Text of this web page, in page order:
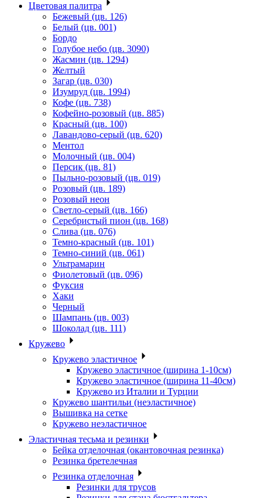
Цветовая палитра
Бежевый (цв. 126)
Белый (цв. 001)
Бордо
Голубое небо (цв. 3090)
Жасмин (цв. 1294)
Желтый
Загар (цв. 030)
Изумруд (цв. 1994)
Кофе (цв. 738)
Кофейно-розовый (цв. 885)
Красный (цв. 100)
Лавандово-серый (цв. 620)
Ментол
Молочный (цв. 004)
Персик (цв. 81)
Пыльно-розовый (цв. 019)
Розовый (цв. 189)
Розовый неон
Светло-серый (цв. 166)
Серебристый пион (цв. 168)
Слива (цв. 076)
Темно-красный (цв. 101)
Темно-синий (цв. 061)
Ультрамарин
Фиолетовый (цв. 096)
Фуксия
Хаки
Черный
Шампань (цв. 003)
Шоколад (цв. 111)
Кружево
Кружево эластичное
Кружево эластичное (ширина 1-10см)
Кружево эластичное (ширина 11-40см)
Кружево из Италии и Турции
Кружево шантильи (неэластичное)
Вышивка на сетке
Кружево неэластичное
Эластичная тесьма и резинки
Бейка отделочная (окантовочная резинка)
Резинка бретелечная
Резинка отделочная
Резинки для трусов